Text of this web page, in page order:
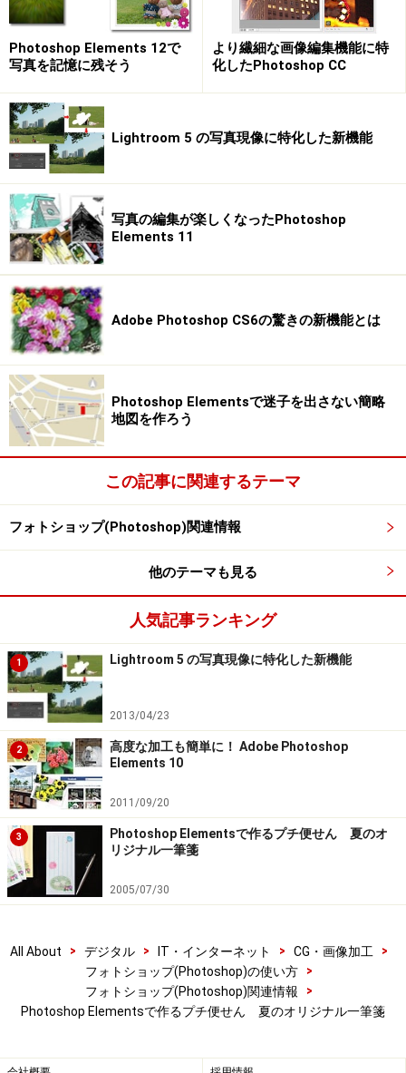
Photoshop Elements 12で
写真を記憶に残そう
より繊細な画像編集機能に特
化したPhotoshop CC
Lightroom 5 の写真現像に特化した新機能
写真の編集が楽しくなったPhotoshop
Elements 11
Adobe Photoshop CS6の驚きの新機能とは
Photoshop Elementsで迷子を出さない簡略
地図を作ろう
この記事に関連するテーマ
フォトショップ(Photoshop)関連情報
他のテーマも見る
人気記事ランキング
1 Lightroom 5 の写真現像に特化した新機能
2013/04/23
2
高度な加工も簡単に！ Adobe Photoshop
Elements 10
2011/09/20
3
Photoshop Elementsで作るプチ便せん 夏のオ
リジナル一筆箋
2005/07/30
All About > デジタル > IT・インターネット > CG・画像加工
>
フォトショップ(Photoshop)の使い方
>
フォトショップ(Photoshop)関連情報
>
Photoshop Elementsで作るプチ便せん 夏のオリジナル一筆箋